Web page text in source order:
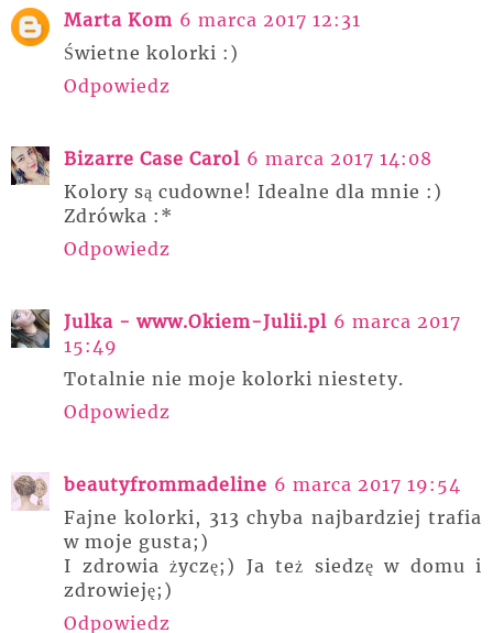
Marta Kom 6 marca 2017 12:31
Świetne kolorki :)
Odpowiedz
Bizarre Case Carol 6 marca 2017 14:08
Kolory są cudowne! Idealne dla mnie :)
Zdrówka :*
Odpowiedz
Julka - www.Okiem-Julii.pl 6 marca 2017
15:49
Totalnie nie moje kolorki niestety.
Odpowiedz
beautyfrommadeline 6 marca 2017 19:54
Fajne kolorki, 313 chyba najbardziej trafia
w moje gusta;)
I zdrowia życzę;) Ja też siedzę w domu i
zdrowieję;)
Odpowiedz